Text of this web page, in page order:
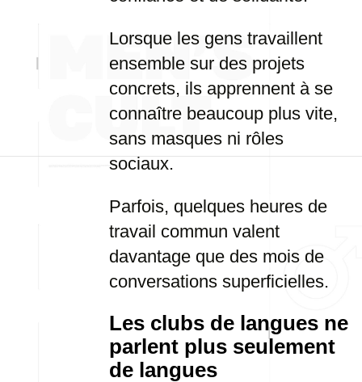
Lorsque les gens travaillent
ensemble sur des projets
concrets, ils apprennent à se
connaître beaucoup plus vite,
sans masques ni rôles
sociaux.
Parfois, quelques heures de
travail commun valent
davantage que des mois de
conversations superficielles.
Les clubs de langues ne
parlent plus seulement
de langues